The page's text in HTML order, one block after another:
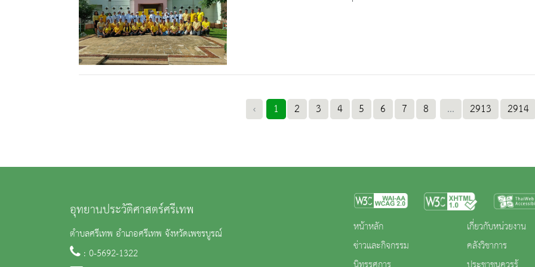
‹ 1 2 3 4 5 6 7 8 ... 2913 2914
อุทยานประวัติศาสตร์ศรีเทพ
ตำบลศรีเทพ อำเภอศรีเทพ จังหวัดเพชรบูรณ์
: 0-5692-1322
หน้าหลัก
ข่าวและกิจกรรม
เกี่ยวกับหน่วยงาน
คลังวิชาการ